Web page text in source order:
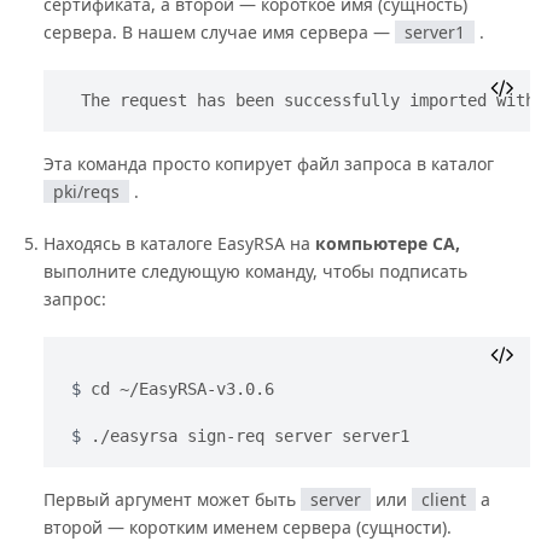
сервера. В нашем случае имя сервера —
server1 .
The request has been successfully imported
Эта команда просто копирует файл запроса в каталог
pki/reqs
.
Находясь в каталоге EasyRSA на компьютере CA,
выполните следующую команду, чтобы подписать
запрос:
cd ~/EasyRSA-v3.0.6
./easyrsa sign-req server server1
Первый аргумент может быть server или client
а
второй — коротким именем сервера (сущности).